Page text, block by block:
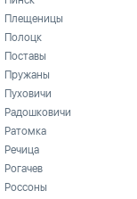
Плещеницы
Полоцк
Поставы
Пружаны
Пуховичи
Радошковичи
Ратомка
Речица
Рогачев
Россоны